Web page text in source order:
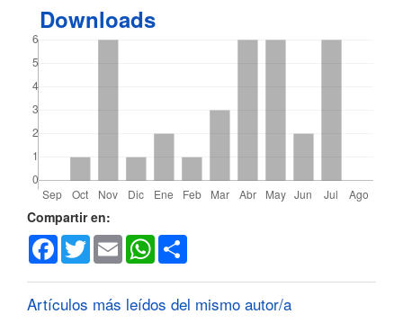
del
artículo
Downloads
Detalles
del
artículo
Compartir en:
Facebook
Twitter Email WhatsApp
Artículos más leídos del mismo autor/a